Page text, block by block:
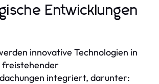
Entwicklungen
innovative Technologien in
freistehender
integriert, darunter: